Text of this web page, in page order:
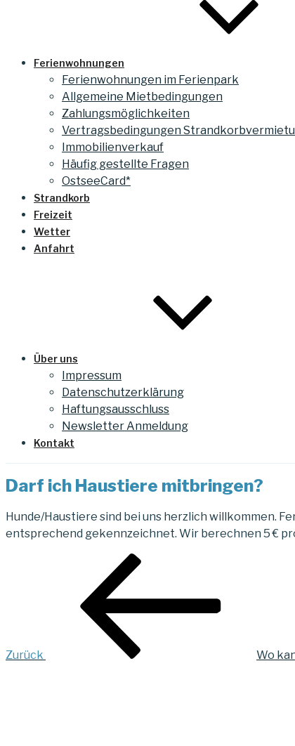
Ferienwohnungen
Ferienwohnungen im Ferienpark
Allgemeine Mietbedingungen
Zahlungsmöglichkeiten
Vertragsbedingungen
Immobilienverkauf
Häufig gestellte Fragen
OstseeCard*
Strandkorb
Freizeit
Wetter
Anfahrt
Über uns
Impressum
Datenschutzerklärung
Haftungsausschluss
Newsletter Anmeldung
Kontakt
Darf ich Haustiere mitbringen?
Hunde/Haustiere sind bei uns herzlich willkommen.
entsprechend gekennzeichnet. Wir berechnen 5 €
Beitragsnavigation
Zurück
Wo